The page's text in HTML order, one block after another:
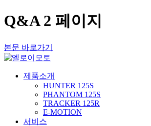
Q&A 2 페이지
본문 바로가기
제품소개
HUNTER 125S
PHANTOM 125S
TRACKER 125R
E-MOTION
서비스